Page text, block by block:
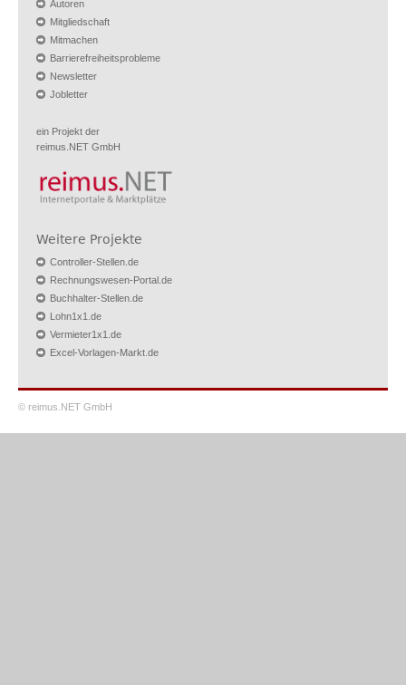
Autoren
Mitgliedschaft
Mitmachen
Barrierefreiheitsprobleme
Newsletter
Jobletter
ein Projekt der
reimus.NET GmbH
Weitere Projekte
Controller-Stellen.de
Rechnungswesen-Portal.de
Buchhalter-Stellen.de
Lohn1x1.de
Vermieter1x1.de
Excel-Vorlagen-Markt.de
© reimus.NET GmbH